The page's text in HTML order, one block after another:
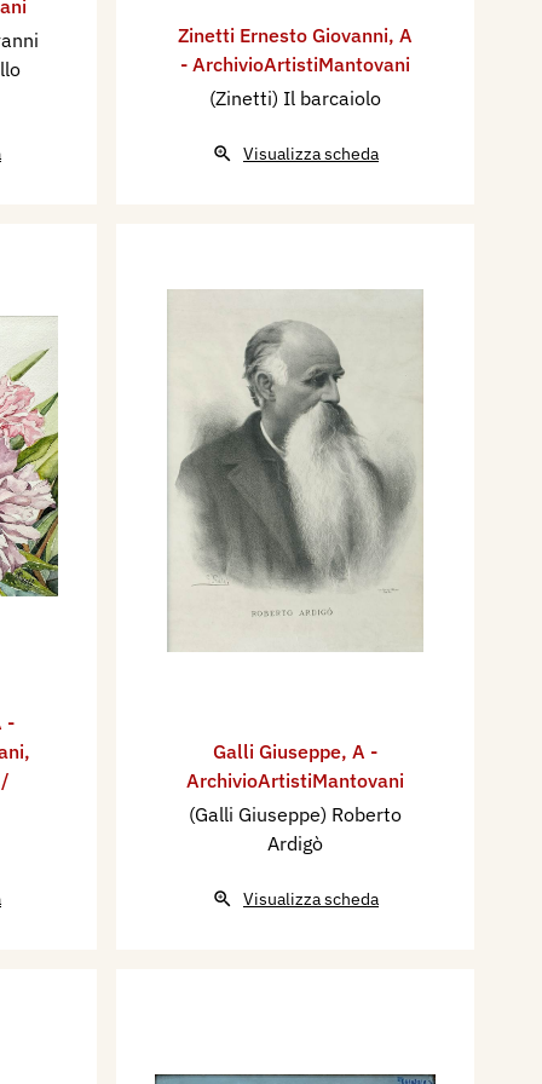
Zinetti Ernesto Giovanni, A
- ArchivioArtistiMantovani
(Zinetti) Il barcaiolo
Visualizza scheda
-
,
Galli Giuseppe, A -
ArchivioArtistiMantovani
(Galli Giuseppe) Roberto
Ardigò
Visualizza scheda